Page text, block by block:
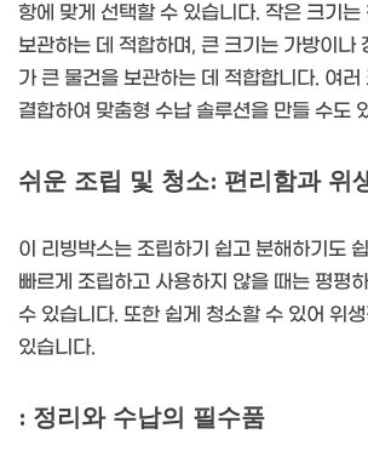
항에 맞게 선택할 수 있습니다. 작은 크기
보관하는 데 적합하며, 큰 크기는 가방이나
가 큰 물건을 보관하는 데 적합합니다. 여
결합하여 맞춤형 수납 솔루션을 만들 수도
쉬운 조립 및 청소: 편리함과 위
이 리빙박스는 조립하기 쉽고 분해하기도
빠르게 조립하고 사용하지 않을 때는 평평
수 있습니다. 또한 쉽게 청소할 수 있어 위
있습니다.
: 정리와 수납의 필수품